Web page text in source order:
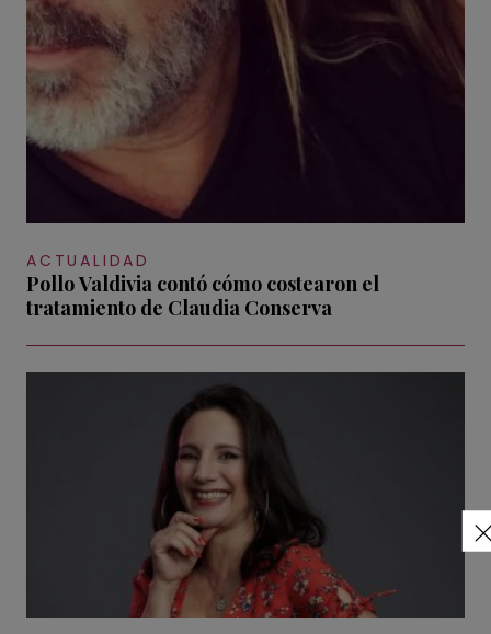
ACTUALIDAD
Pollo Valdivia contó cómo costearon el
tratamiento de Claudia Conserva